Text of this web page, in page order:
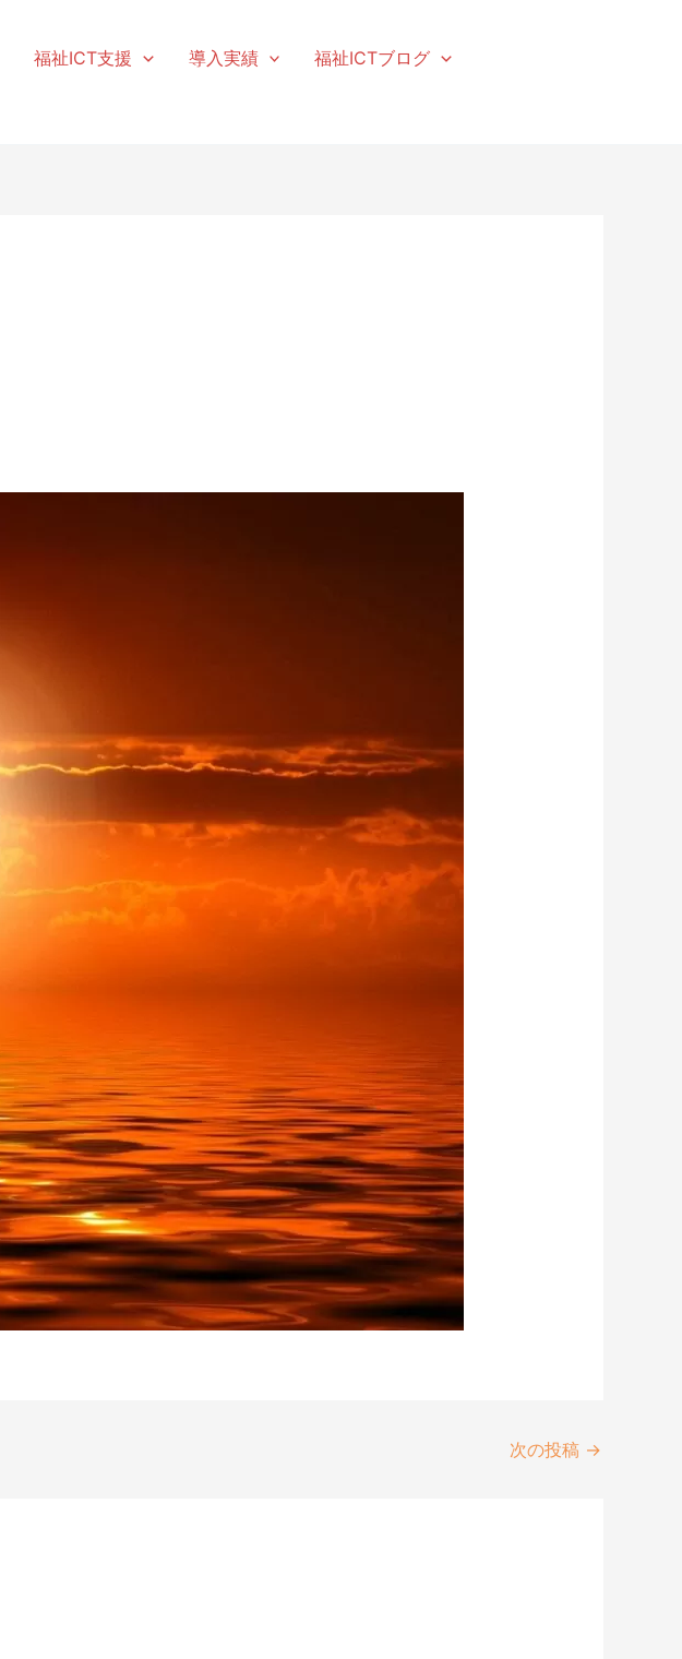
福祉ICT支援 導入実績
福祉ICTブログ
次の投稿 →